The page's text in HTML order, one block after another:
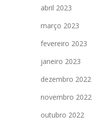
abril 2023
março 2023
fevereiro 2023
janeiro 2023
dezembro 2022
novembro 2022
outubro 2022